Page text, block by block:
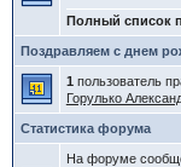
Полный список
Поздравляем с днем
1 пользователь
Горулько
Статистика форума
На форуме